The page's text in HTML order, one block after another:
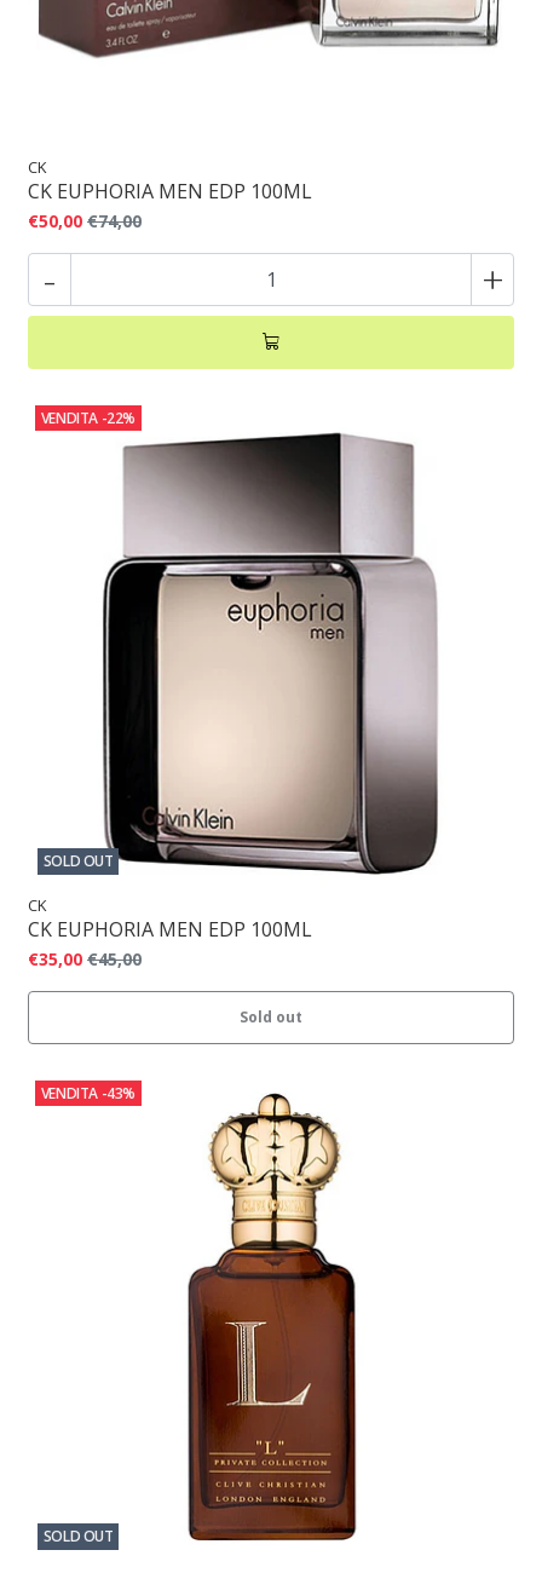
CK
CK EUPHORIA MEN EDP 100ML
€50,00 €74,00
- +
VENDITA -22%
SOLD OUT
CK
CK EUPHORIA MEN EDP 100ML
€35,00 €45,00
Sold out
VENDITA -43%
SOLD OUT